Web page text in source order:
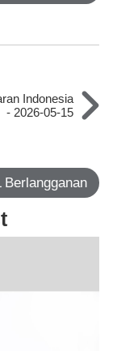
Indonesia
- 2026-05-15